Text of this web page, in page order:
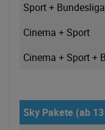
Sport + Bundesliga
Cinema + Sport
Cinema + Sport +
Sky Pakete (ab